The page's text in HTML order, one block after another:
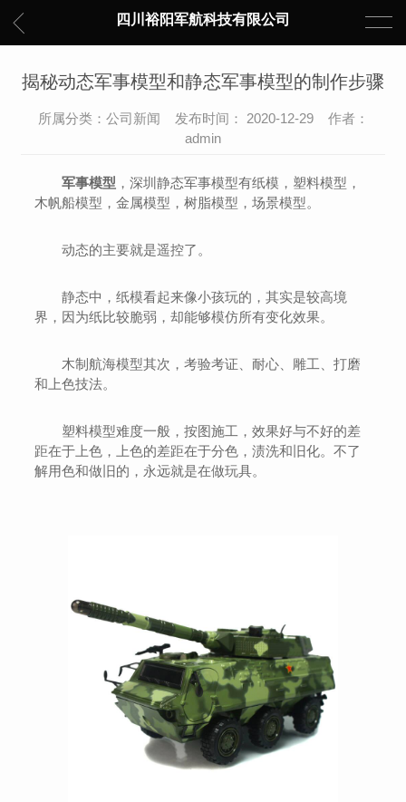
四川裕阳军航科技有限公司
揭秘动态军事模型和静态军事模型的制作步骤
所属分类：公司新闻 发布时间： 2020-12-29 作者：
admin
军事模型 ，深圳静态军事模型有纸模，塑料模型，
木帆船模型，金属模型，树脂模型，场景模型。
动态的主要就是遥控了。
静态中，纸模看起来像小孩玩的，其实是较高境
界，因为纸比较脆弱，却能够模仿所有变化效果。
木制航海模型其次，考验考证、耐心、雕工、打磨
和上色技法。
塑料模型难度一般，按图施工，效果好与不好的差
距在于上色，上色的差距在于分色，渍洗和旧化。不了
解用色和做旧的，永远就是在做玩具。